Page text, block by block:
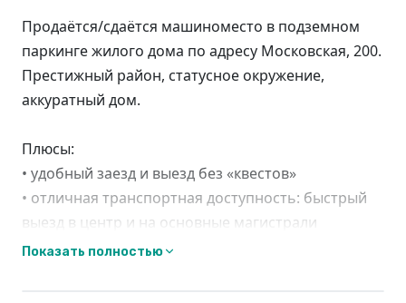
Продаётся/сдаётся машиноместо в подземном
паркинге жилого дома по адресу Московская, 200.
Престижный район, статусное окружение,
аккуратный дом.
Плюсы:
• удобный заезд и выезд без «квестов»
• отличная транспортная доступность: быстрый
выезд в центр и на основные магистрали
• круглосуточный доступ
Показать полностью